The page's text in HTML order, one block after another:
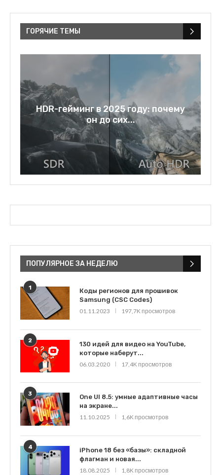
ГОРЯЧИЕ ТЕМЫ
HDR-гейминг в 2025 году: почему
он до сих...
ПОПУЛЯРНОЕ ЗА НЕДЕЛЮ
1
Коды регионов для прошивок
Samsung (CSC Codes)
01.11.2023
197,7K просмотров
2
130 идей для видео на YouTube,
которые наберут...
06.03.2020
17,4K просмотров
3
One UI 8.5: умные адаптивные часы
на экране...
11.10.2025
1,6K просмотров
4
iPhone 18 без «базы»: складной
флагман и новая...
18.08.2025
1,8K просмотров